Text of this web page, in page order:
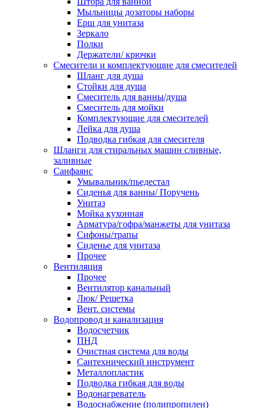
Мыльницы дозаторы наборы
Ерш для унитаза
Зеркало
Полки
Держатели/ крючки
Смесители и комплектующие для смесителей
Шланг для душа
Стойки для душа
Смеситель для ванны/душа
Смеситель для мойки
Комплектующие для смесителей
Лейка для душа
Подводка гибкая для смесителя
Шланги для стиральных машин сливные,
заливные
Санфаянс
Умывальник/пьедестал
Сиденья для ванны/ Поручень
Унитаз
Мойка кухонная
Арматура/гофра/манжеты для унитаза
Сифоны/трапы
Сиденье для унитаза
Прочее
Вентиляция
Прочее
Вентилятор канальный
Люк/ Решетка
Вент. системы
Водопровод и канализация
Водосчетчик
ПНД
Очистная система для воды
Сантехнический инструмент
Металлопластик
Подводка гибкая для воды
Водонагреватель
Водоснабжение (полипропилен)